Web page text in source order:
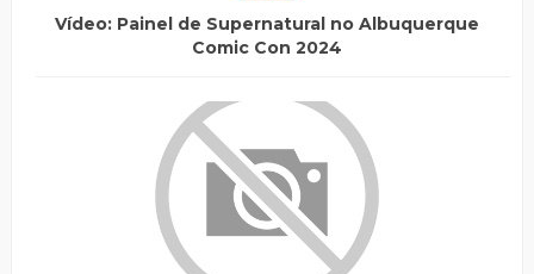
Vídeo: Painel de Supernatural no Albuquerque
Comic Con 2024